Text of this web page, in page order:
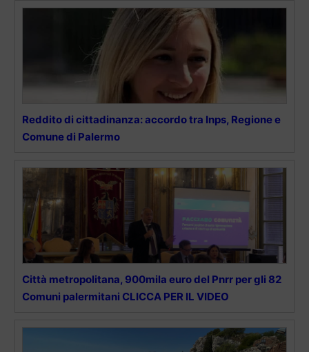
Reddito di cittadinanza: accordo tra Inps, Regione e
Comune di Palermo
Città metropolitana, 900mila euro del Pnrr per gli 82
Comuni palermitani CLICCA PER IL VIDEO